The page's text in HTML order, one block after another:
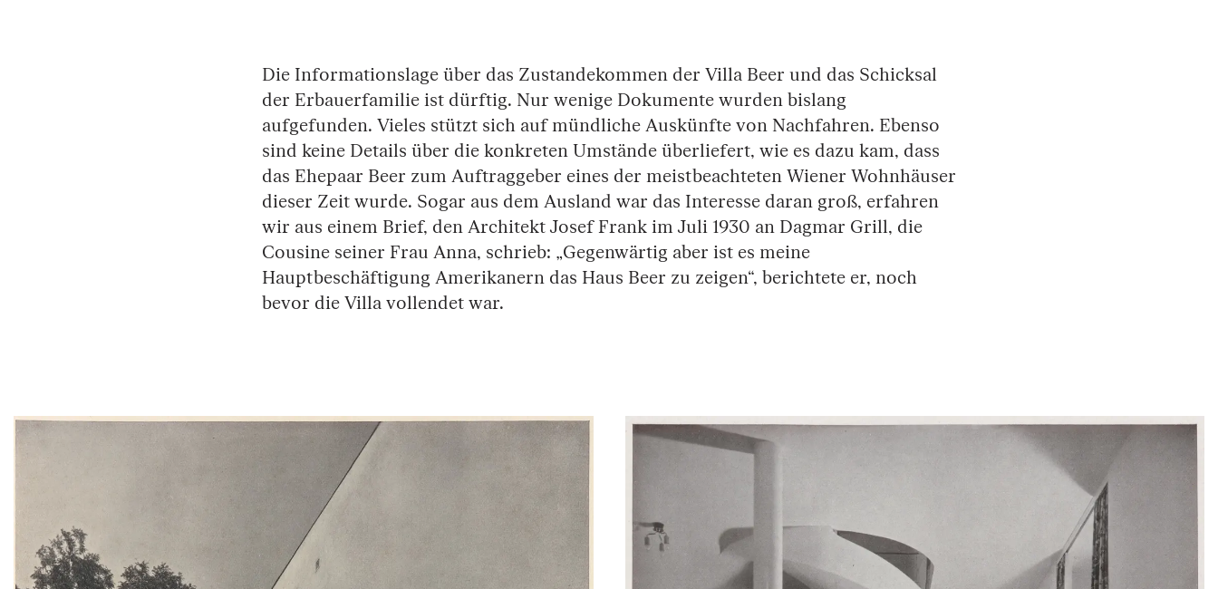
Die Informationslage über das Zustandekommen der Villa Beer und das Schicksal
der Erbauerfamilie ist dürftig. Nur wenige Dokumente wurden bislang
aufgefunden. Vieles stützt sich auf mündliche Auskünfte von Nachfahren. Ebenso
sind keine Details über die konkreten Umstände überliefert, wie es dazu kam, dass
das Ehepaar Beer zum Auftraggeber eines der meistbeachteten Wiener Wohnhäuser
dieser Zeit wurde. Sogar aus dem Ausland war das Interesse daran groß, erfahren
wir aus einem Brief, den Architekt Josef Frank im Juli 1930 an Dagmar Grill, die
Cousine seiner Frau Anna, schrieb: „Gegenwärtig aber ist es meine
Hauptbeschäftigung Amerikanern das Haus Beer zu zeigen“, berichtete er, noch
bevor die Villa vollendet war.
Überspringe den Bilder Slider